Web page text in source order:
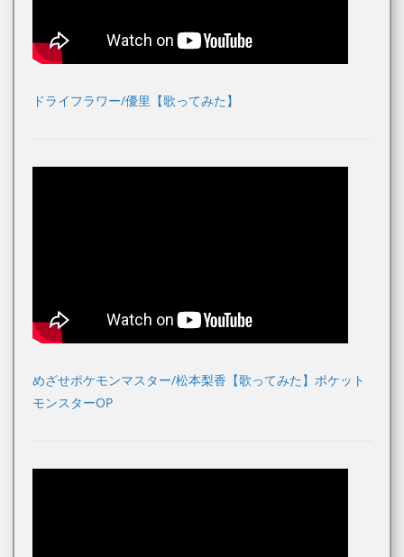
ドライフラワー/優里【歌ってみた】
めざせポケモンマスター/松本梨香【歌ってみた】ポケット
モンスターOP